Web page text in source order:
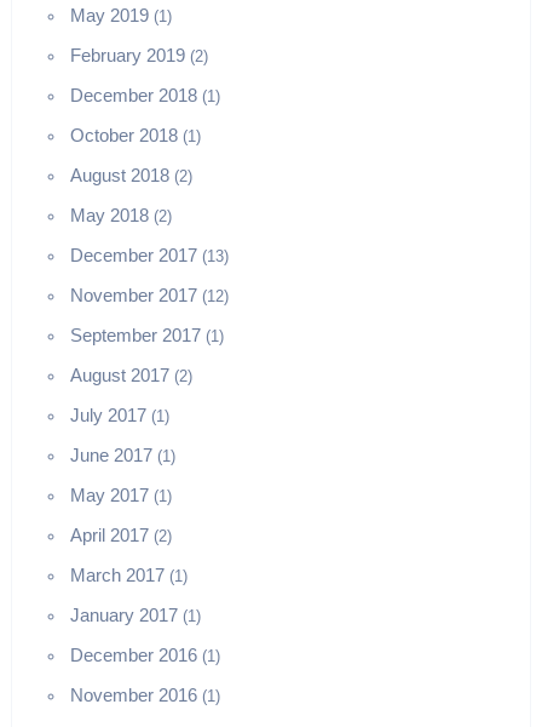
May 2019(1)
February 2019(2)
December 2018(1)
October 2018(1)
August 2018(2)
May 2018(2)
December 2017(13)
November 2017(12)
September 2017(1)
August 2017(2)
July 2017(1)
June 2017(1)
May 2017(1)
April 2017(2)
March 2017(1)
January 2017(1)
December 2016(1)
November 2016(1)